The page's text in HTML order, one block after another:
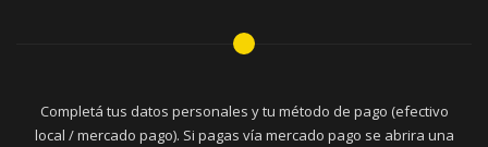
Completá tus datos personales y tu método de pago (efectivo
local / mercado pago). Si pagas vía mercado pago se abrira una